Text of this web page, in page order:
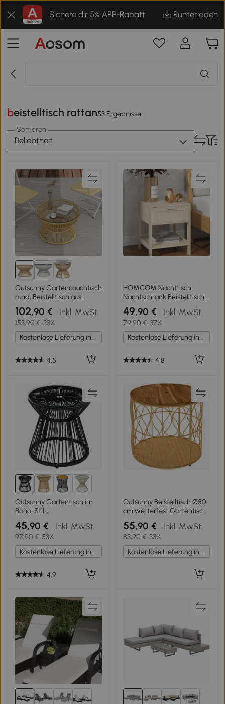
Sichere dir 5% APP-Rabatt Runterladen
beistelltisch rattan53 Ergebnisse
Sortieren
Beliebtheit
Outsunny Gartencouchtisch
rund, Beistelltisch aus
Rattan-Optik und
gehärteter Glasplatte Ø60
x 37H cm
102,90 € Inkl. MwSt.
153,90 €-33%
Kostenlose Lieferung innerhalb Deutschlands
4,5
HOMCOM Nachttisch
Nachtschrank Beistelltisch
natürlicher Nachtkommode
mit Schublade offenen
Ablage Rattan-Design MDF
Natur 40 x 40 x 48 cm
49,90 € Inkl. MwSt.
79,90 €-37%
Kostenlose Lieferung innerhalb Deutschlands
4,8
Outsunny Gartentisch im
Boho-Stil,
wetterbeständig, PE-
Rattan, 40 cm x 40 cm x 42
cm, Schwarz
45,90 € Inkl. MwSt.
97,90 €-53%
Kostenlose Lieferung innerhalb Deutschlands
4,9
Outsunny Beistelltisch Ø50
cm wetterfest Gartentisch
mit Rattanoptik
Akazienholzplatte
verstellbaren Füßen Teak
55,90 € Inkl. MwSt.
83,90 €-33%
Kostenlose Lieferung innerhalb Deutschlands